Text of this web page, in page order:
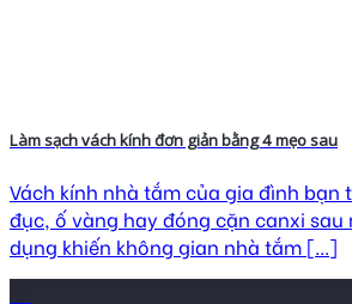
Làm sạch vách kính đơn giản bằng 4 mẹo sau
Vách kính nhà tắm của gia đình bạn
đục, ố vàng hay đóng cặn canxi
dụng khiến không gian nhà tắm [...]